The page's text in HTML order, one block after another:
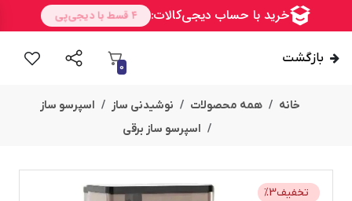
بازگشت
0
خانه همه محصولات نوشیدنی ساز
اسپرسو ساز
اسپرسو ساز برقی
تخفیف %3